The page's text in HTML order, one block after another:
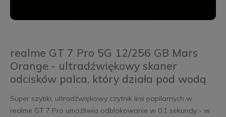
realme GT 7 Pro 5G 12/256 GB Mars
Orange - ultradźwiękowy skaner
odcisków palca, który działa pod wodą
Super szybki, ultradźwiękowy czytnik linii papilarnych w
realme GT 7 Pro umożliwia odblokowanie w 0,1 sekundy - w